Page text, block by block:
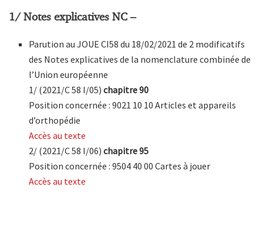
1/ Notes explicatives NC –
Parution au JOUE CI58 du 18/02/2021 de 2 modificatifs
des Notes explicatives de la nomenclature combinée de
l’Union européenne
1/ (2021/C 58 I/05)chapitre 90
Position concernée : 9021 10 10 Articles et appareils
d’orthopédie
Accès au texte
2/ (2021/C 58 I/06)chapitre 95
Position concernée : 9504 40 00 Cartes à jouer
Accès au texte